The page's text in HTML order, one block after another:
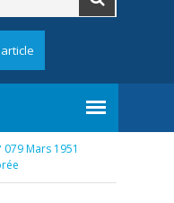
079 Mars 1951